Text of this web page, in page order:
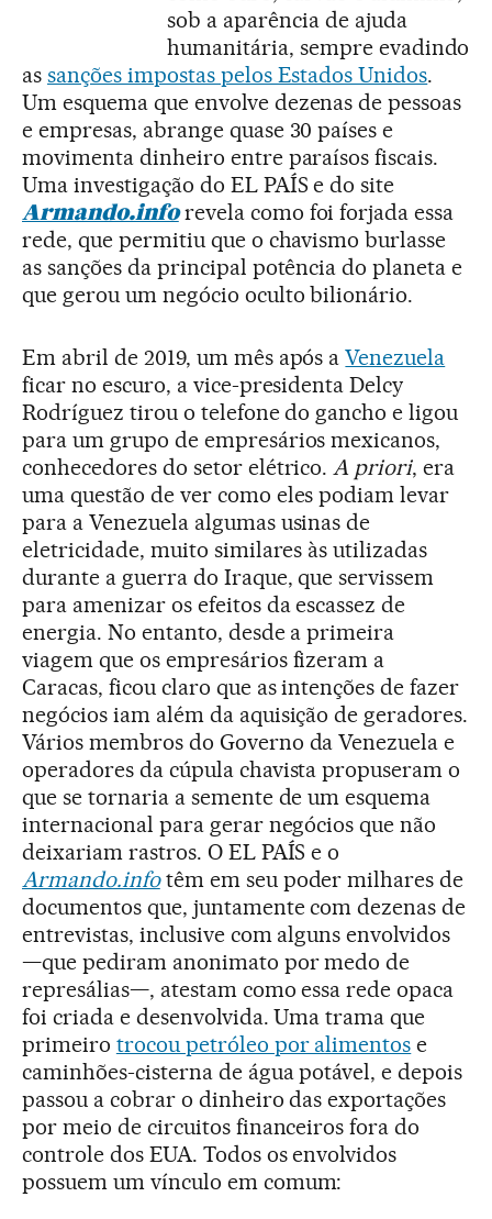
sob a aparência de ajuda
humanitária, sempre evadindo
as sanções impostas pelos Estados Unidos.
Um esquema que envolve dezenas de pessoas
e empresas, abrange quase 30 países e
movimenta dinheiro entre paraísos fiscais.
Uma investigação do EL PAÍS e do site
Armando.inforevela como foi forjada essa
rede, que permitiu que o chavismo burlasse
as sanções da principal potência do planeta e
que gerou um negócio oculto bilionário.
Em abril de 2019, um mês após aVenezuela
ficar no escuro, a vice-presidenta Delcy
Rodríguez tirou o telefone do gancho e ligou
para um grupo de empresários mexicanos,
conhecedores do setor elétrico.A priori, era
uma questão de ver como eles podiam levar
para a Venezuela algumas usinas de
eletricidade, muito similares às utilizadas
durante a guerra do Iraque, que servissem
para amenizar os efeitos da escassez de
energia. No entanto, desde a primeira
viagem que os empresários fizeram a
Caracas, ficou claro que as intenções de fazer
negócios iam além da aquisição de geradores.
Vários membros do Governo da Venezuela e
operadores da cúpula chavista propuseram o
que se tornaria a semente de um esquema
internacional para gerar negócios que não
deixariam rastros. O EL PAÍS e o
Armando.infotêm em seu poder milhares de
documentos que, juntamente com dezenas de
entrevistas, inclusive com alguns envolvidos
—que pediram anonimato por medo de
represálias—, atestam como essa rede opaca
foi criada e desenvolvida. Uma trama que
primeiro trocou petróleo por alimentos e
caminhões-cisterna de água potável, e depois
passou a cobrar o dinheiro das exportações
por meio de circuitos financeiros fora do
controle dos EUA. Todos os envolvidos
possuem um vínculo em comum: